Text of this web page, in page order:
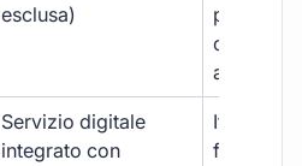
esclusa)
più
ogni
Servizio digitale
integrato con
Iter